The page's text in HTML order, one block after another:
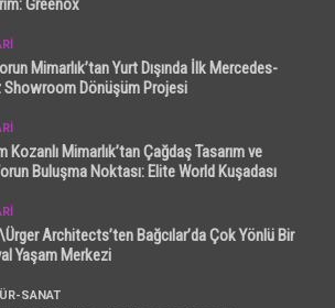
Greenox
Mimarlık’tan Yurt Dışında İlk Mercedes-
Showroom Dönüşüm Projesi
Kozanlı Mimarlık’tan Çağdaş Tasarım ve
Buluşma Noktası: Elite World Kuşadası
Architects’ten Bağcılar’da Çok Yönlü Bir
Yaşam Merkezi
SANAT